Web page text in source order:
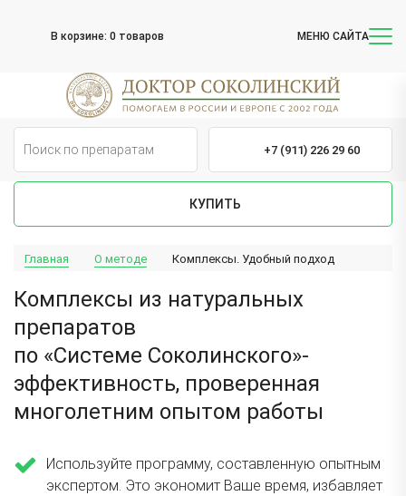
В корзине: 0 товаров МЕНЮ САЙТА
+7 (911) 226 29 60
КУПИТЬ
Главная О методе Комплексы. Удобный подход
Комплексы из натуральных
препаратов
по «Системе Соколинского»-
эффективность, проверенная
многолетним опытом работы
Используйте программу, составленную опытным
экспертом. Это экономит Ваше время, избавляет